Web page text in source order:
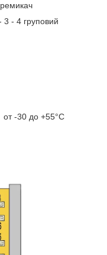
- 4 груповий
-30 до +55°С